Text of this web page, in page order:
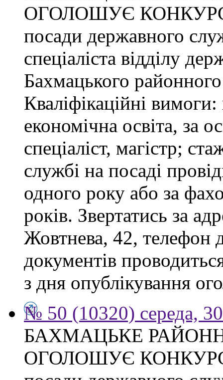
ОГОЛОШУЄ КОНКУРС
посади державного
спеціаліста відділу
Бахмацького
Кваліфікаційні
економічна освіта, за
спеціаліст, магістр;
службі на посаді
одного року або за
років. Звертатись за
Жовтнева, 42, телефон
документів
з дня опублікування
№ 50 (10320) середа,
БАХМАЦЬКЕ
ОГОЛОШУЄ КОНКУРС